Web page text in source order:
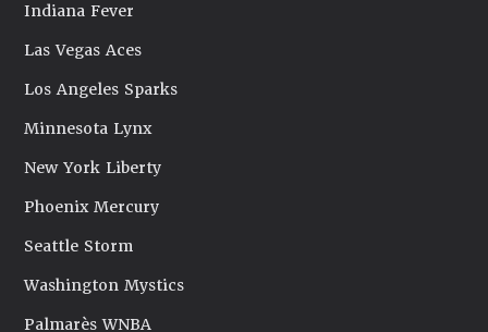
Indiana Fever
Las Vegas Aces
Los Angeles Sparks
Minnesota Lynx
New York Liberty
Phoenix Mercury
Seattle Storm
Washington Mystics
Palmarès WNBA